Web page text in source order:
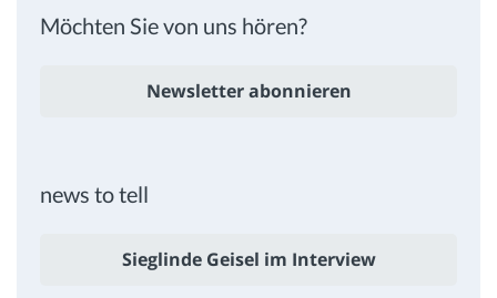
Möchten Sie von uns hören?
Newsletter abonnieren
news to tell
Sieglinde Geisel im Interview